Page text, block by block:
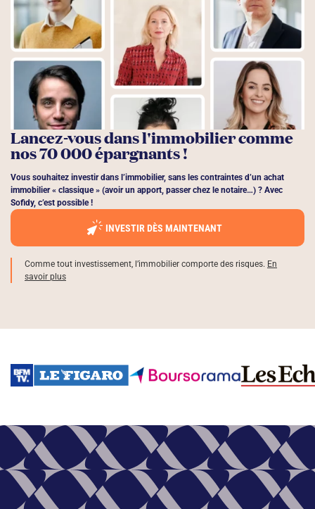
Lancez-vous dans l'immobilier comme
nos 70 000 épargnants !
Vous souhaitez investir dans l’immobilier, sans les contraintes d’un achat
immobilier « classique » (avoir un apport, passer chez le notaire…) ? Avec
Sofidy, c’est possible !
INVESTIR DÈS MAINTENANT
Comme tout investissement, l’immobilier comporte des risques. En
savoir plus